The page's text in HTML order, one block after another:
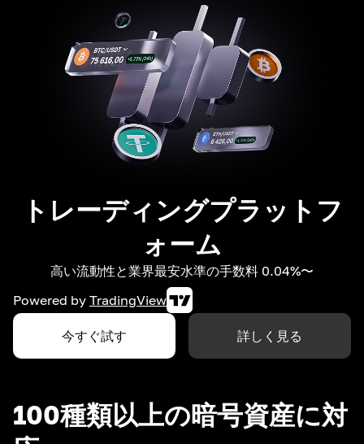
トレーディングプラットフ
ォーム
高い流動性と業界最安水準の手数料 0.04%〜
Powered by TradingView
今すぐ試す 詳しく見る
100種類以上の暗号資産に対